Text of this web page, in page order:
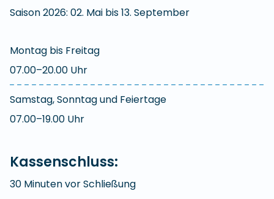
Saison 2026: 02. Mai bis 13. September
Montag bis Freitag
07.00–20.00 Uhr
Samstag, Sonntag und Feiertage
07.00–19.00 Uhr
Kassenschluss:
30 Minuten vor Schließung